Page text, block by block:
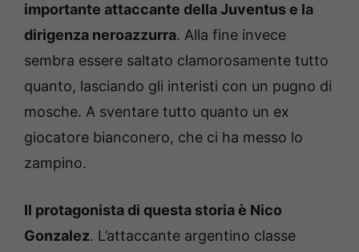
importante attaccante della Juventus e la
dirigenza neroazzurra. Alla fine invece
sembra essere saltato clamorosamente tutto
quanto, lasciando gli interisti con un pugno di
mosche. A sventare tutto quanto un ex
giocatore bianconero, che ci ha messo lo
zampino.
Il protagonista di questa storia è Nico
Gonzalez. L’attaccante argentino classe